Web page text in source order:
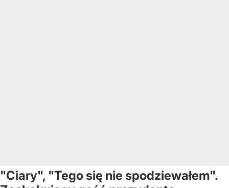
"Ciary", "Tego się nie spodziewałem".